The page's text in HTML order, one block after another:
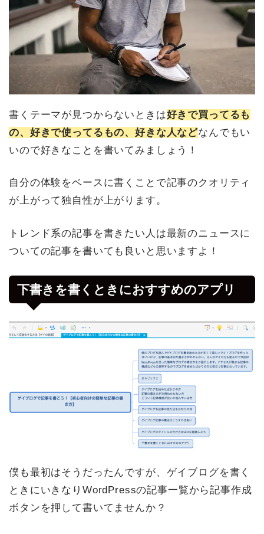
書くテーマが見つからないときは好きで買ってるも
の、好きで使ってるもの、好きな人などなんでもい
いので好きなことを書いてみましょう！
自分の体験をベースに書くことで記事のクオリティ
が上がって独自性が上がります。
トレンド系の記事を書きたい人は最新のニュースに
ついての記事を書いても良いと思いますよ！
下書きを書くときにおすすめのアプリ
僕も最初はそうだったんですが、ゲイブログを書く
ときにいきなりWordPressの記事一覧から記事作成
ボタンを押して書いてませんか？